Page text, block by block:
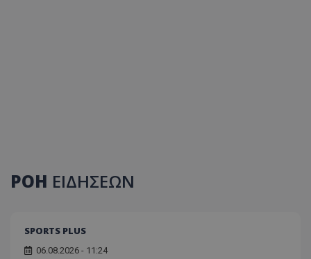
ΡΟΗ ΕΙΔΗΣΕΩΝ
SPORTS PLUS
06.08.2026 - 11:24